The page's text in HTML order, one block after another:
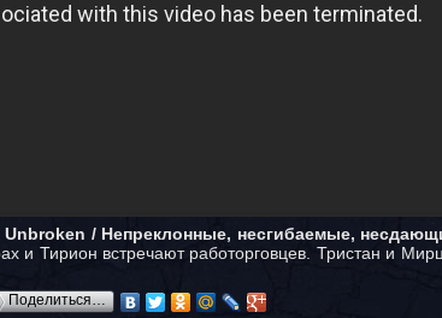
/ Непреклонные, несгибаемые,
и Тирион встречают работорговцев. Тристан и
Поделиться…